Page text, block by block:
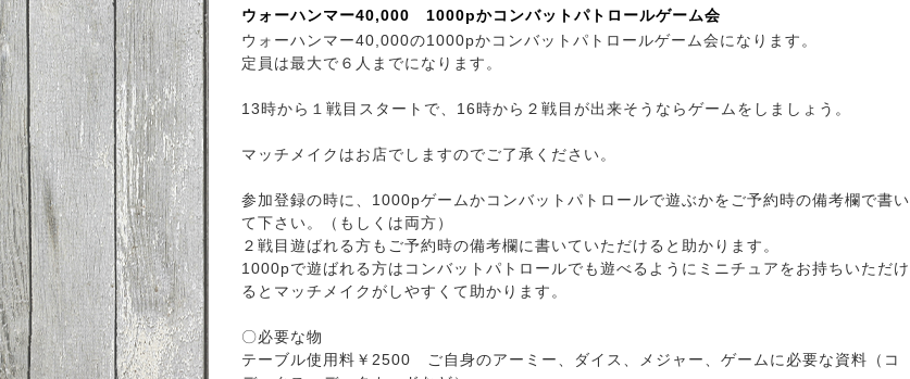
ウォーハンマー40,000 1000pかコンバットパトロールゲーム会
ウォーハンマー40,000の1000pかコンバットパトロールゲーム会になります。
定員は最大で６人までになります。
13時から１戦目スタートで、16時から２戦目が出来そうならゲームをしましょう。
マッチメイクはお店でしますのでご了承ください。
参加登録の時に、1000pゲームかコンバットパトロールで遊ぶかをご予約時の備考欄で書い
て下さい。（もしくは両方）
２戦目遊ばれる方もご予約時の備考欄に書いていただけると助かります。
1000pで遊ばれる方はコンバットパトロールでも遊べるようにミニチュアをお持ちいただけ
るとマッチメイクがしやすくて助かります。
〇必要な物
テーブル使用料￥2500 ご自身のアーミー、ダイス、メジャー、ゲームに必要な資料（コ